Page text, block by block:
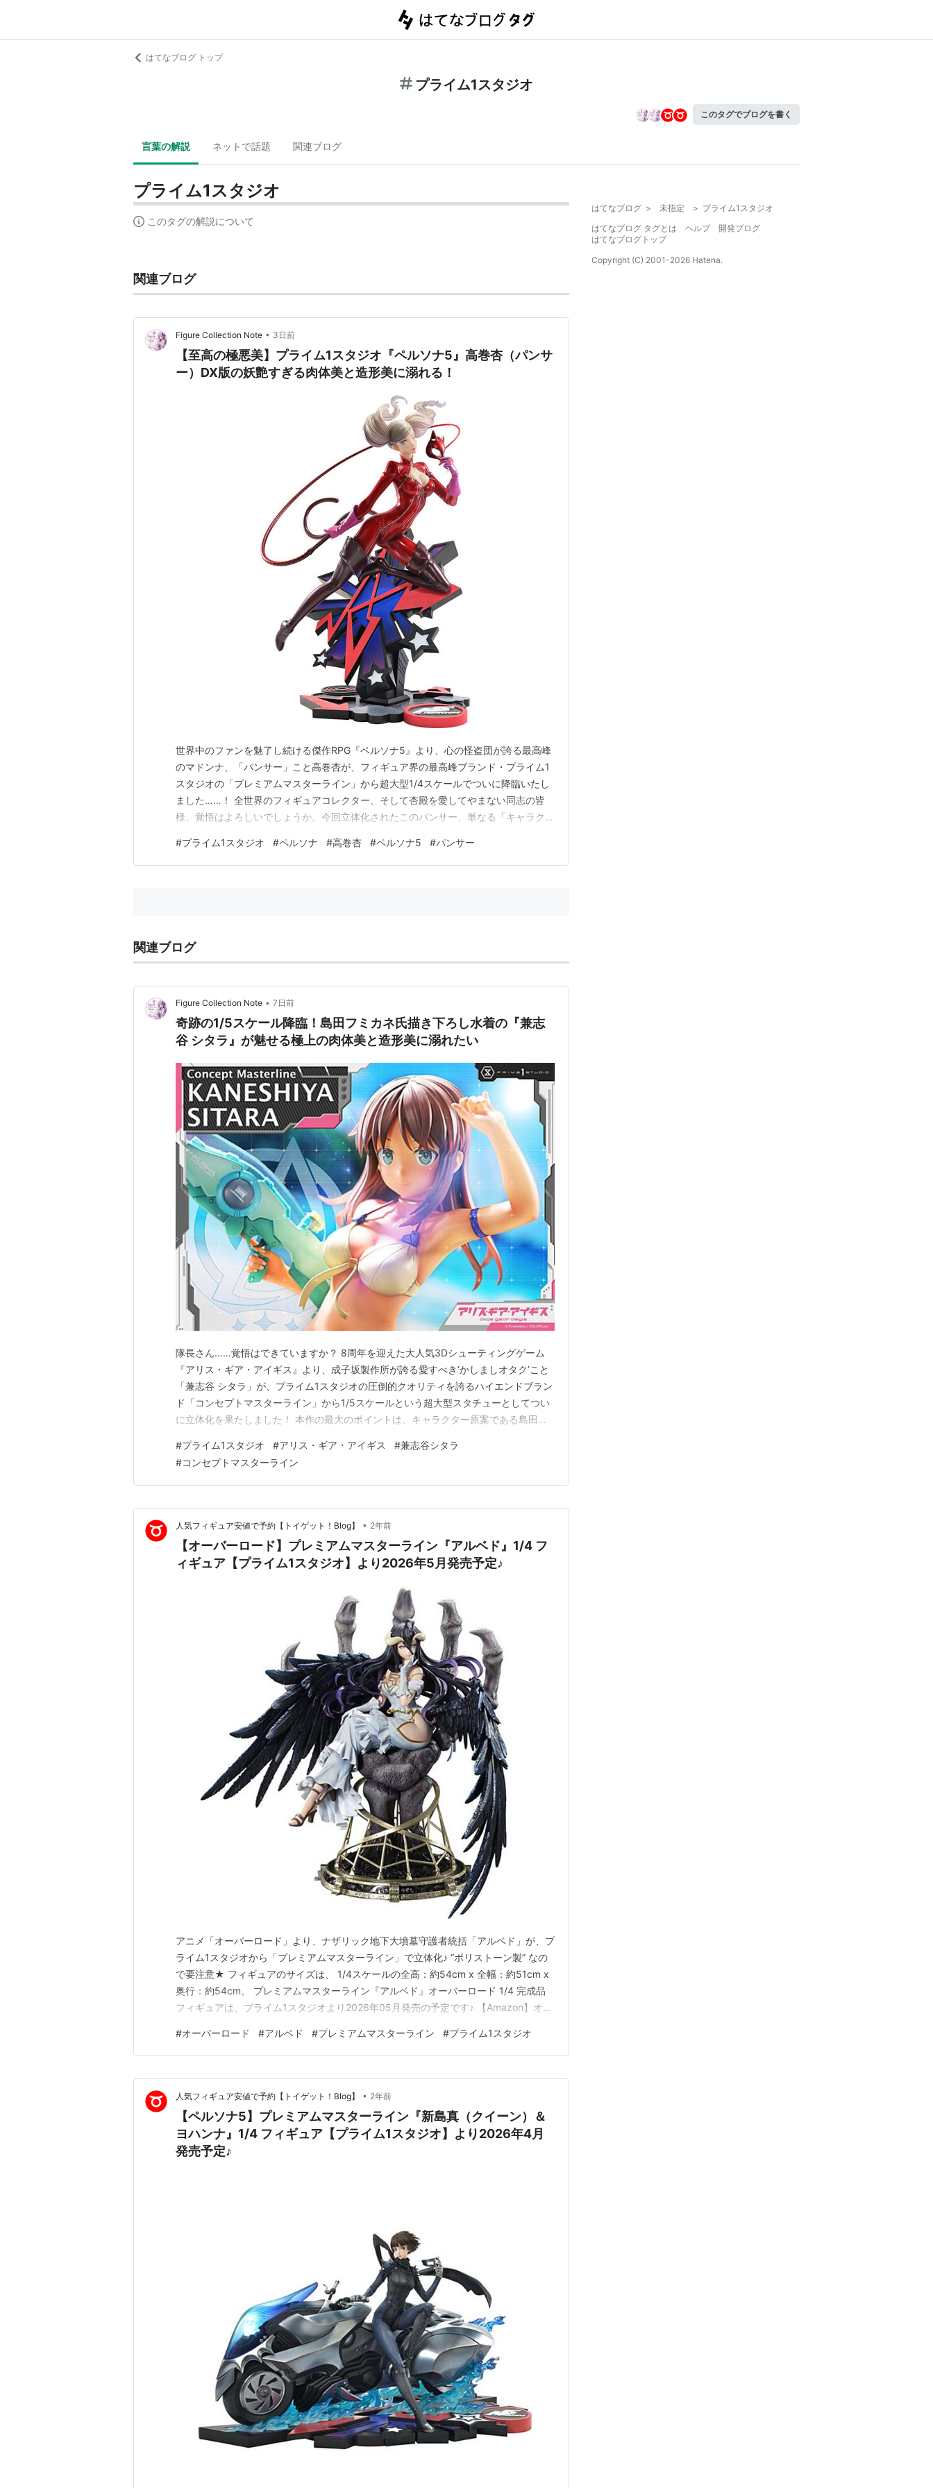
はてなブログ トップ
プライム1スタジオ
このタグでブログを書く
言葉の解説 ネットで話題 関連ブログ
プライム1スタジオ
このタグの解説について
関連ブログ
Figure Collection Note • 3日前
【至高の極悪美】プライム1スタジオ『ペルソナ5』高巻杏（パンサ
ー）DX版の妖艶すぎる肉体美と造形美に溺れる！
世界中のファンを魅了し続ける傑作RPG『ペルソナ5』より、心の怪盗団が誇る最高峰
のマドンナ、「パンサー」こと高巻杏が、フィギュア界の最高峰ブランド・プライム1
スタジオの「プレミアムマスターライン」から超大型1/4スケールでついに降臨いたし
ました……！ 全世界のフィギュアコレクター、そして杏殿を愛してやまない同志の皆
様、覚悟はよろしいでしょうか。今回立体化されたこのパンサー、単なる「キャラクタ
感、生命すら感じさせる肉体美の造形、そして触れることすら躊躇われるほどの艶やか
な質感表現――。まさに“美少女フィギュアの極致”と呼…
#プライム1スタジオ #ペルソナ #高巻杏 #ペルソナ5 #パンサー
関連ブログ
Figure Collection Note • 7日前
奇跡の1/5スケール降臨！島田フミカネ氏描き下ろし水着の『兼志
谷 シタラ』が魅せる極上の肉体美と造形美に溺れたい
隊長さん……覚悟はできていますか？ 8周年を迎えた大人気3Dシューティングゲーム
『アリス・ギア・アイギス』より、成子坂製作所が誇る愛すべき‘かしましオタク’こと
「兼志谷 シタラ」が、プライム1スタジオの圧倒的クオリティを誇るハイエンドブラン
ド「コンセプトマスターライン」から1/5スケールという超大型スタチューとしてつい
に立体化を果たしました！ 本作の最大のポイントは、キャラクター原案である島田フ
現している点です。南国シャードの陽光を感じさせる開放的なシチュエーションの中、
重装ギアをパージして魅せる無防備で可憐なシタラ…
#プライム1スタジオ #アリス・ギア・アイギス #兼志谷シタラ
#コンセプトマスターライン
人気フィギュア安値で予約【トイゲット！Blog】 • 2年前
【オーバーロード】プレミアムマスターライン『アルベド』1/4 フ
ィギュア【プライム1スタジオ】より2026年5月発売予定♪
アニメ「オーバーロード」より、ナザリック地下大墳墓守護者統括「アルベド」が、プ
ライム1スタジオから「プレミアムマスターライン」で立体化♪ “ポリストーン製” なの
で要注意★ フィギュアのサイズは、 1/4スケールの全高：約54cm x 全幅：約51cm x
奥行：約54cm。 プレミアムマスターライン『アルベド』オーバーロード 1/4 完成品
フィギュアは、プライム1スタジオより2026年05月発売の予定です♪ 【Amazon】オー
『アルベド ヘルメス・トリスメギストスVer.』1/7 フィギュア【DMM Fac…
#オーバーロード #アルベド #プレミアムマスターライン #プライム1スタジオ
人気フィギュア安値で予約【トイゲット！Blog】 • 2年前
【ペルソナ5】プレミアムマスターライン『新島真（クイーン）＆
ヨハンナ』1/4 フィギュア【プライム1スタジオ】より2026年4月
発売予定♪
はてなブログ > 未指定 > プライム1スタジオ
はてなブログ タグとは
ヘルプ
開発ブログ
はてなブログトップ
Copyright (C) 2001-2026 Hatena.